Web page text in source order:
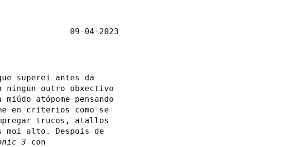
09-04-2023
superei antes da
ningún outro obxectivo
atópome pensando
en criterios como se
trucos, atallos
moi alto. Despois de
3 con